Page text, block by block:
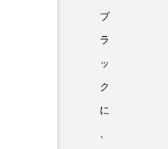
ブ
ラ
ッ
ク
に